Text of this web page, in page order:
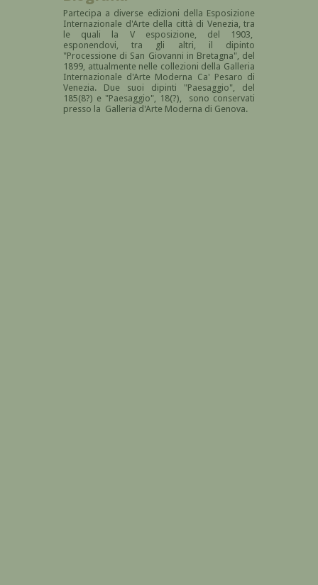
Partecipa a diverse edizioni della Esposizione
Internazionale d'Arte della città di Venezia, tra
le quali la V esposizione, del 1903,
esponendovi, tra gli altri, il dipinto
"Processione di San Giovanni in Bretagna", del
1899, attualmente nelle collezioni della Galleria
Internazionale d'Arte Moderna Ca' Pesaro di
Venezia. Due suoi dipinti "Paesaggio", del
185(8?) e "Paesaggio", 18(?), sono conservati
presso la Galleria d'Arte Moderna di Genova.